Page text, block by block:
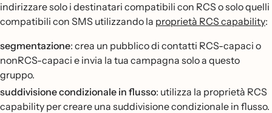
indirizzare solo i destinatari compatibili con RCS o solo quelli
compatibili con SMS utilizzando la proprietà RCS capability:
segmentazione: crea un pubblico di contatti RCS-capaci o
nonRCS-capaci e invia la tua campagna solo a questo
gruppo.
suddivisione condizionale in flusso: utilizza la proprietà RCS
capability per creare una suddivisione condizionale in flusso.